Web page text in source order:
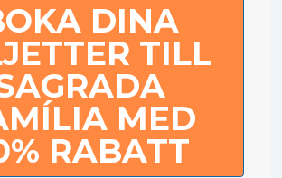
DINA
TILL
MED
RABATT